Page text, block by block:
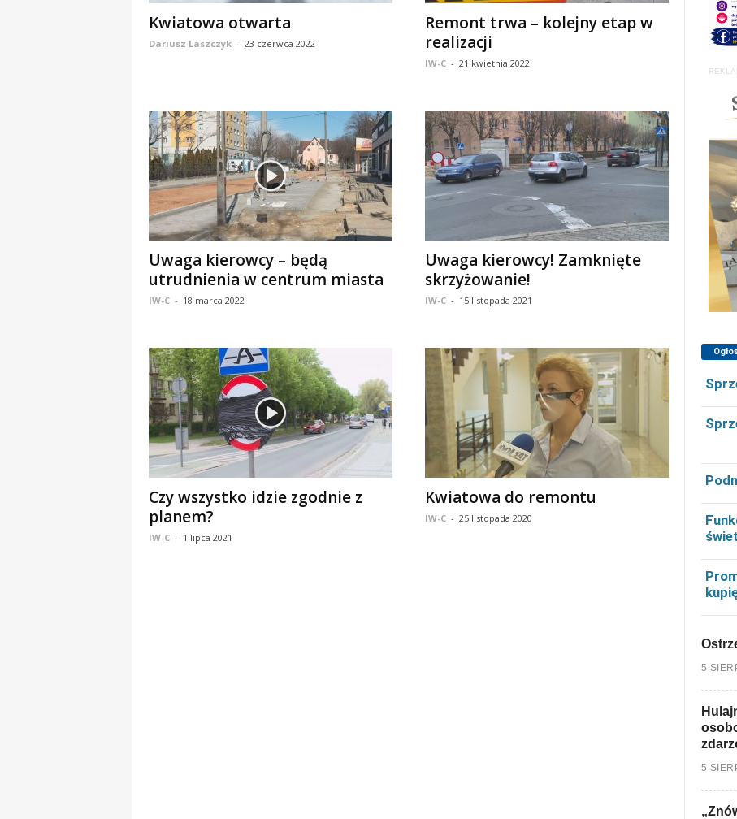
Kwiatowa otwarta
Dariusz Laszczyk - 23 czerwca 2022
Remont trwa – kolejny etap w
realizacji
IW-C - 21 kwietnia 2022
Uwaga kierowcy – będą
utrudnienia w centrum miasta
IW-C - 18 marca 2022
Uwaga kierowcy! Zamknięte
skrzyżowanie!
IW-C - 15 listopada 2021
Czy wszystko idzie zgodnie z
planem?
IW-C - 1 lipca 2021
Kwiatowa do remontu
IW-C - 25 listopada 2020
5
5